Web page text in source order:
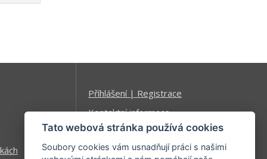
Příhlášení | Registrace
Kontaktní informace
Mapa stránek
Tato webová stránka používá cookies
Soubory cookies vám usnadňují práci s našimi